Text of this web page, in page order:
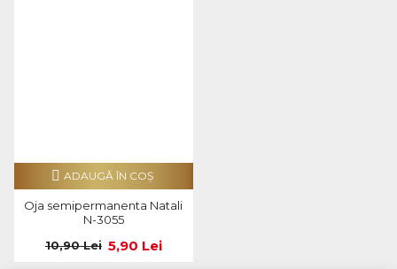
Oja semipermanenta Natali
N-3055
5,90 Lei
10,90 Lei
ADAUGĂ ÎN COŞ